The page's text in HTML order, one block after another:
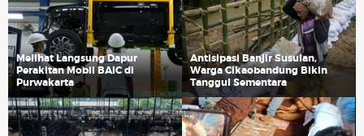
Melihat Langsung Dapur
Perakitan Mobil BAIC di
Purwakarta
Antisipasi Banjir Susulan,
Warga Cikaobandung Bikin
Tanggul Sementara